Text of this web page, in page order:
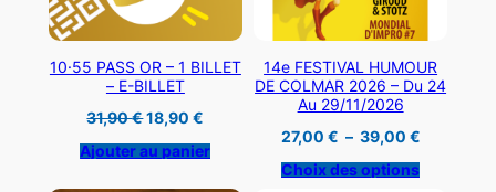
10·55 PASS OR – 1 BILLET
– E-BILLET
31,90€Le
prix
initial
était :
18,90€
actuel
est :
Ajouter au panier
14e FESTIVAL HUMOUR
DE COLMAR 2026 – Du 24
Au 29/11/2026
27,00 € – 39,00 €Plage
prix :
27,00 €
Choix des options